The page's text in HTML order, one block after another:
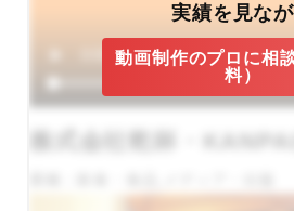
実績を見な
動画制作のプロに相
料）